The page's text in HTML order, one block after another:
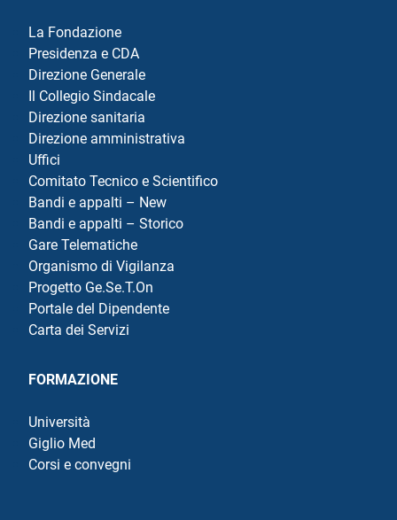
La Fondazione
Presidenza e CDA
Direzione Generale
Il Collegio Sindacale
Direzione sanitaria
Direzione amministrativa
Uffici
Comitato Tecnico e Scientifico
Bandi e appalti – New
Bandi e appalti – Storico
Gare Telematiche
Organismo di Vigilanza
Progetto Ge.Se.T.On
Portale del Dipendente
Carta dei Servizi
FORMAZIONE
Università
Giglio Med
Corsi e convegni